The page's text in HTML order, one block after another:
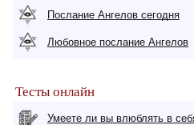
Послание Ангелов сегодня
Любовное послание Ангелов
Тесты онлайн
Умеете ли вы влюблять в